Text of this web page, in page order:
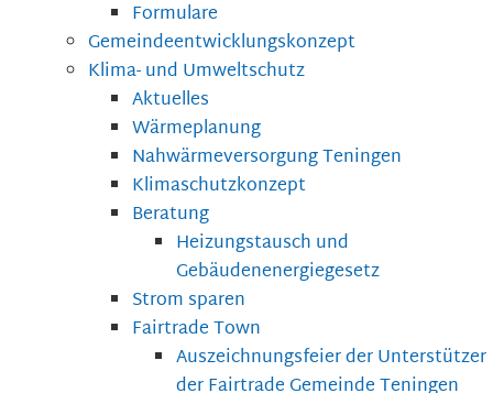
Formulare
Gemeindeentwicklungskonzept
Klima- und Umweltschutz
Aktuelles
Wärmeplanung
Nahwärmeversorgung Teningen
Klimaschutzkonzept
Beratung
Heizungstausch und
Gebäudenenergiegesetz
Strom sparen
Fairtrade Town
Auszeichnungsfeier der Unterstützer